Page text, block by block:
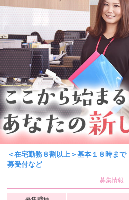
＜在宅勤務８割以上＞基本１８時ま
募受付など
募集情報